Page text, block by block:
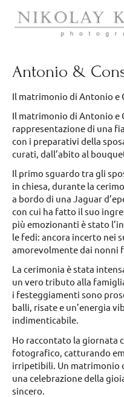
Antonio &
Il matrimonio di Antonio e
Il matrimonio di Antonio e
rappresentazione di una
con i preparativi della
curati, dall’abito al
Il primo sguardo tra gli
in chiesa, durante la
a bordo di una Jaguar
con cui ha fatto il suo
più emozionanti è stato
le fedi: ancora incerto nei
amorevolmente dai nonni
La cerimonia è stata
un vero tributo alla
i festeggiamenti sono
balli, risate e un’energia
indimenticabile.
Ho raccontato la giornata
fotografico, catturando
irripetibili. Un matrimonio
una celebrazione della
sincero.